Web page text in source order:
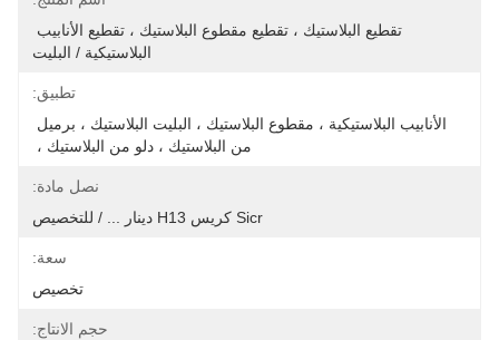
البلاستيكية / البليت
تطبيق:
من البلاستيك ، دلو من البلاستيك ،
نصل مادة:
Sicr كريس H13 دينار ... / للتخصيص
سعة:
تخصيص
حجم الانتاج: